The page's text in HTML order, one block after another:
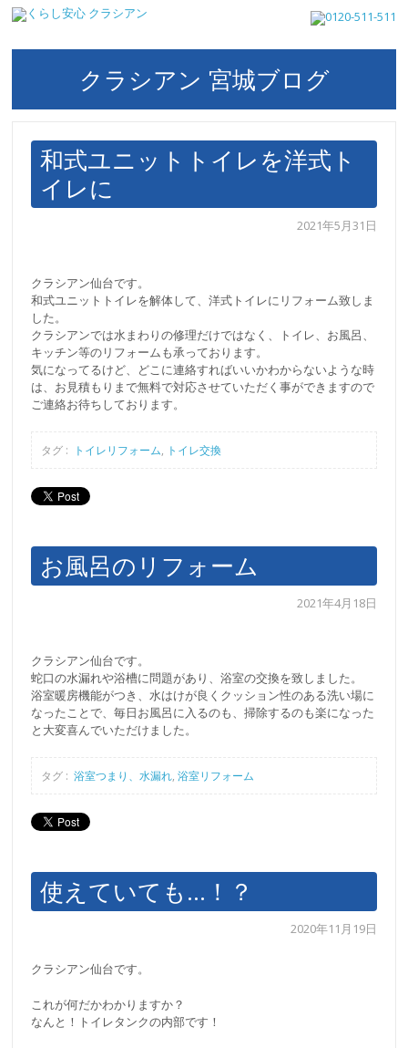
クラシアン 宮城ブログ
和式ユニットトイレを洋式ト
イレに
2021年5月31日
クラシアン仙台です。
和式ユニットトイレを解体して、洋式トイレにリフォーム致しま
した。
クラシアンでは水まわりの修理だけではなく、トイレ、お風呂、
キッチン等のリフォームも承っております。
気になってるけど、どこに連絡すればいいかわからないような時
は、お見積もりまで無料で対応させていただく事ができますので
ご連絡お待ちしております。
タグ : トイレリフォーム, トイレ交換
お風呂のリフォーム
2021年4月18日
クラシアン仙台です。
蛇口の水漏れや浴槽に問題があり、浴室の交換を致しました。
浴室暖房機能がつき、水はけが良くクッション性のある洗い場に
なったことで、毎日お風呂に入るのも、掃除するのも楽になった
と大変喜んでいただけました。
タグ :浴室つまり、水漏れ,浴室リフォーム
使えていても…！？
2020年11月19日
クラシアン仙台です。
これが何だかわかりますか？
なんと！トイレタンクの内部です！